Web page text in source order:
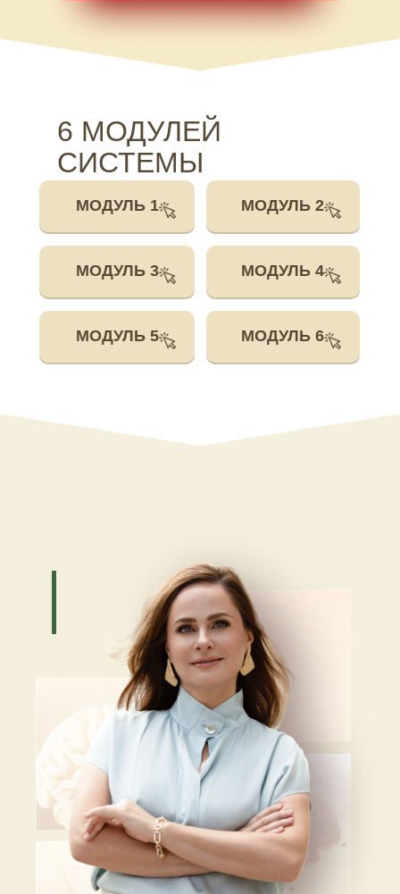
МОДУЛЬ 4
МОДУЛЬ 3
МОДУЛЬ 2
МОДУЛЬ 1
МОДУЛЬ 6
МОДУЛЬ 5
6 МОДУЛЕЙ
СИСТЕМЫ